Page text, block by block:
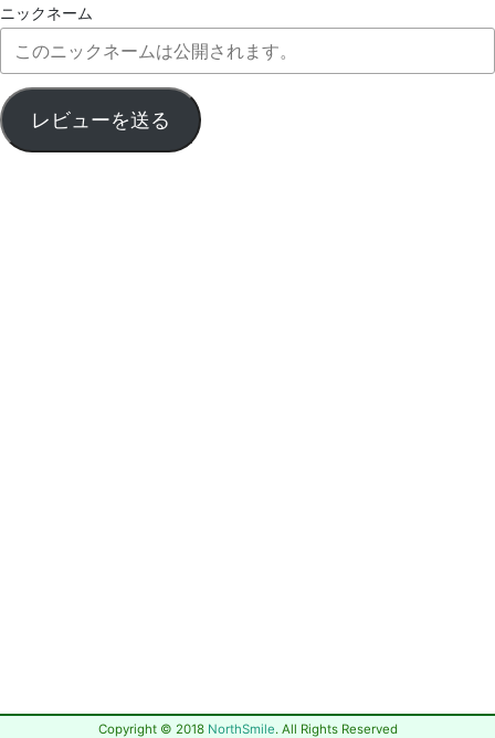
ニックネーム
レビューを送る
Copyright © 2018 NorthSmile. All Rights Reserved